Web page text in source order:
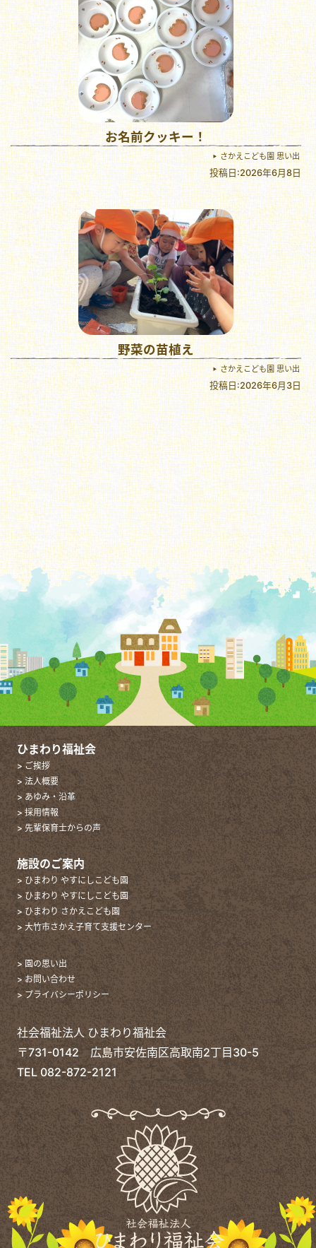
お名前クッキー！
さかえこども園 思い出
投稿日:2026年6月8日
野菜の苗植え
さかえこども園 思い出
投稿日:2026年6月3日
ひまわり福祉会
> ご挨拶
> 法人概要
> あゆみ・沿革
> 採用情報
> 先輩保育士からの声
施設のご案内
> ひまわり やすにしこども園
> ひまわり やすにしこども園
> ひまわり さかえこども園
> 大竹市さかえ子育て支援センター
> 園の思い出
> お問い合わせ
> プライバシーポリシー
社会福祉法人 ひまわり福祉会
〒731-0142 広島市安佐南区高取南2丁目30-5
TEL 082-872-2121